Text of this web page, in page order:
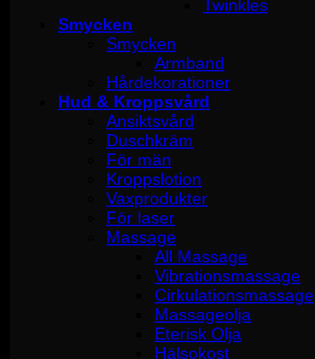
Twinkles
Smycken
Smycken
Armband
Hårdekorationer
Hud & Kroppsvård
Ansiktsvård
Duschkräm
För män
Kroppslotion
Vaxprodukter
För laser
Massage
All Massage
Vibrationsmassage
Cirkulationsmassage
Massageolja
Eterisk Olja
Hälsokost